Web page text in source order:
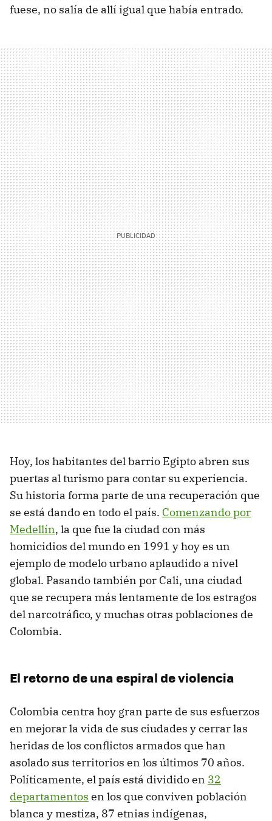
fuese, no salía de allí igual que había entrado.
Hoy, los habitantes del barrio Egipto abren sus
puertas al turismo para contar su experiencia.
Su historia forma parte de una recuperación que
se está dando en todo el país. Comenzando por
Medellín, la que fue la ciudad con más
homicidios del mundo en 1991 y hoy es un
ejemplo de modelo urbano aplaudido a nivel
global. Pasando también por Cali, una ciudad
que se recupera más lentamente de los estragos
del narcotráfico, y muchas otras poblaciones de
Colombia.
El retorno de una espiral de violencia
Colombia centra hoy gran parte de sus esfuerzos
en mejorar la vida de sus ciudades y cerrar las
heridas de los conflictos armados que han
asolado sus territorios en los últimos 70 años.
Políticamente, el país está dividido en 32
departamentos en los que conviven población
blanca y mestiza, 87 etnias indígenas,